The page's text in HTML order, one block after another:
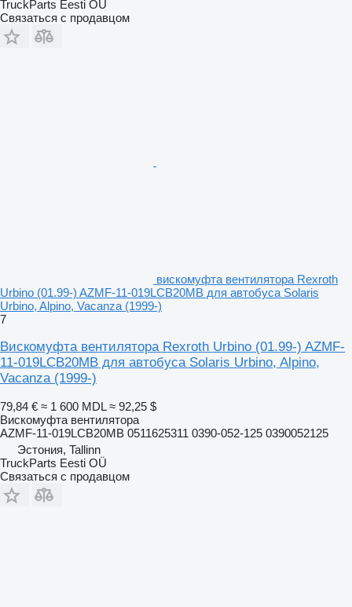
TruckParts Eesti OÜ
Связаться с продавцом
вискомуфта вентилятора Rexroth
Urbino (01.99-) AZMF-11-019LCB20MB для автобуса Solaris
Urbino, Alpino, Vacanza (1999-)
7
Вискомуфта вентилятора Rexroth Urbino (01.99-) AZMF-
11-019LCB20MB для автобуса Solaris Urbino, Alpino,
Vacanza (1999-)
79,84 € ≈ 1 600 MDL ≈ 92,25 $
Вискомуфта вентилятора
AZMF-11-019LCB20MB 0511625311 0390-052-125 0390052125
Эстония, Tallinn
TruckParts Eesti OÜ
Связаться с продавцом